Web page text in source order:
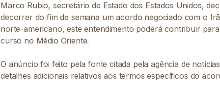
Marco Rubio, secretário de Estado dos Estados Unidos,
decorrer do fim de semana um acordo negociado com o
norte-americano, este entendimento poderá contribuir
curso no Médio Oriente.
O anúncio foi feito pela fonte citada pela agência de
detalhes adicionais relativos aos termos específicos do